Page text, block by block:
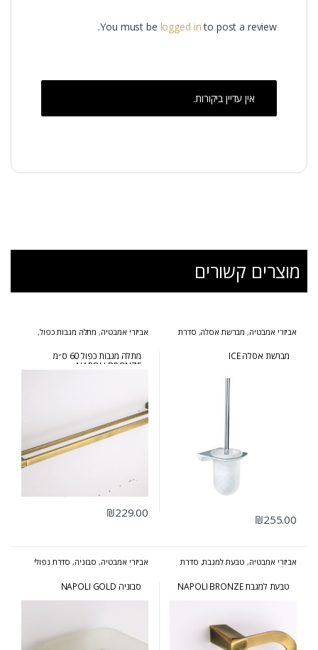
You must be logged into post a review.
אין עדיין ביקורות.
מוצרים קשורים
אביזרי אמבטיה, מברשת אסלה, סדרת
מברשת אסלה ICE
₪255.00
אביזרי אמבטיה, מתלה מגבות כפול,
סדרת נפולי ברונזה
מתלה מגבות כפול 60 ס״מ
NAPOLI BRONZE
₪229.00
אביזרי אמבטיה, טבעת למגבת, סדרת
נפולי ברונזה
טבעת למגבת NAPOLI BRONZE
אביזרי אמבטיה, סבוניה, סדרת נפולי
סבוניה NAPOLI GOLD